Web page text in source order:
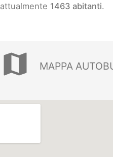
attualmente 1463 abitanti.
map MAPPA